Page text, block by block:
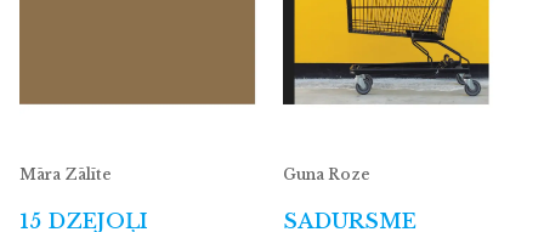
Māra Zālīte
15 DZEJOĻI
Guna Roze
SADURSME